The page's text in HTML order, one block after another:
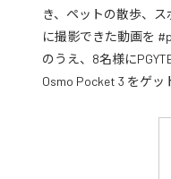
き、ペットの散歩、
に撮影できた動画を
のうえ、8名様に
Osmo Pocket 3 をゲ